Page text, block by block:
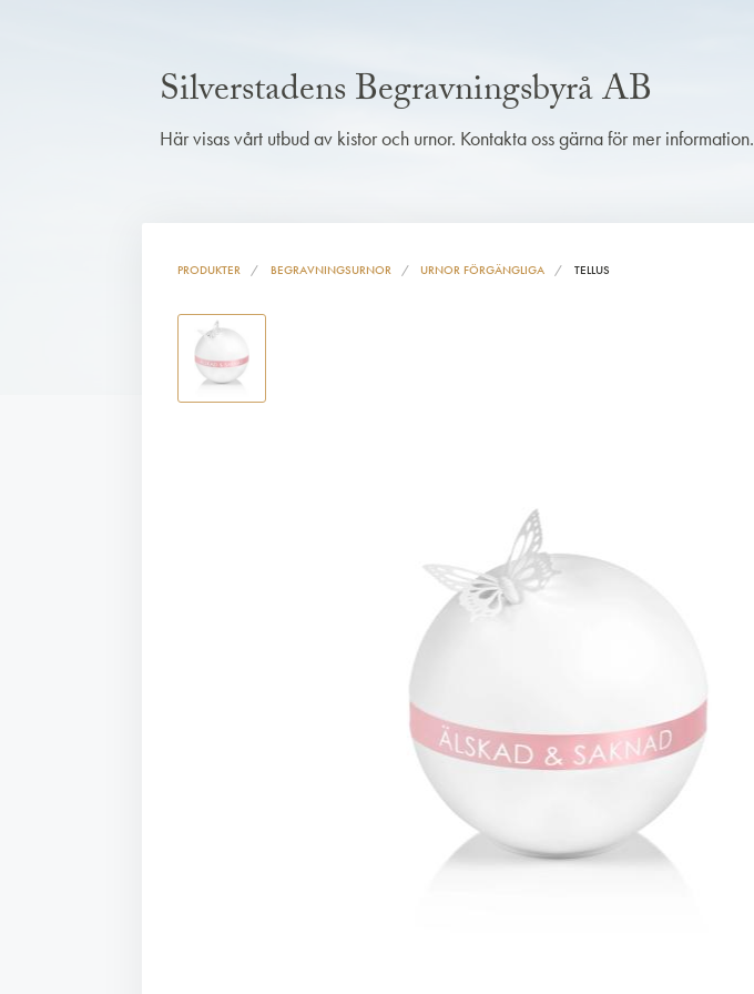
Silverstadens Begravningsbyrå AB
Här visas vårt utbud av kistor och urnor. Kontakta oss gärna för mer information.
PRODUKTER BEGRAVNINGSURNOR URNOR FÖRGÄNGLIGA TELLUS